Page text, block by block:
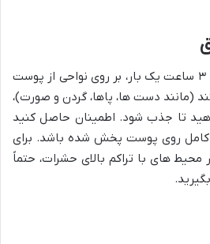
مقدار کافی از کرم را هر ۲ تا ۳ ساعت یک بار، بر روی نواحی از پوست
دست ها، پاها، گردن و صورت)،
تا جذب شود. اطمینان حاصل کنید
کامل روی پوست پخش شده باشد. برای
های با تراکم بالای حشرات، حتماً